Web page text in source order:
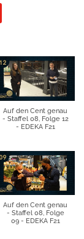
Auf den Cent genau
- Staffel 08, Folge 12
- EDEKA F21
Auf den Cent genau
- Staffel 08, Folge
09 - EDEKA F21